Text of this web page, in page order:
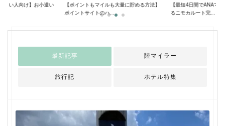
しい人向け】お小遣い
【ポイントもマイルも大量に貯める方法】
ポイントサイトのハ...
【最短4日間でANAマ
るニモカルート完...
最新記事 陸マイラー
旅行記 ホテル特集